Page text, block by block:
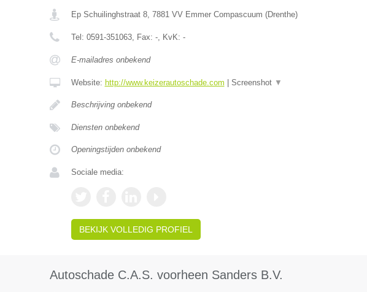
Ep Schuilinghstraat 8, 7881 VV Emmer Compascuum (Drenthe)
Tel: 0591-351063, Fax: -, KvK: -
E-mailadres onbekend
Website: http://www.keizerautoschade.com Screenshot ▼
Beschrijving onbekend
Diensten onbekend
Openingstijden onbekend
Sociale media:
BEKIJK VOLLEDIG PROFIEL
Autoschade C.A.S. voorheen Sanders B.V.